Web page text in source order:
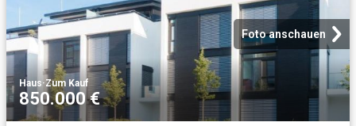
Foto anschauen
Haus·Zum Kauf
850.000 €